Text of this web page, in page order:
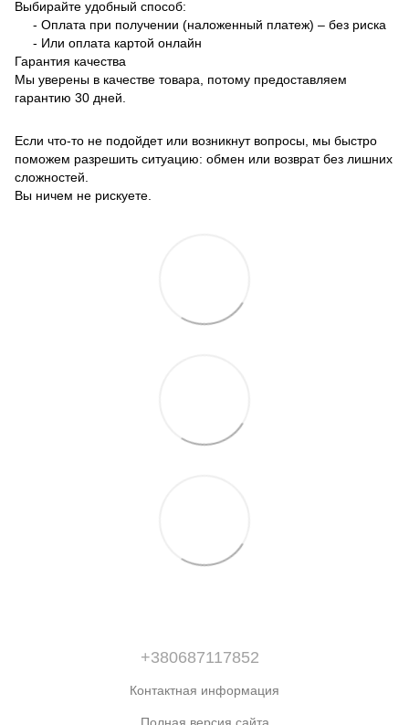
Выбирайте удобный способ:
- Оплата при получении (наложенный платеж) – без риска
- Или оплата картой онлайн
Гарантия качества
Мы уверены в качестве товара, потому предоставляем
гарантию 30 дней.
Если что-то не подойдет или возникнут вопросы, мы быстро
поможем разрешить ситуацию: обмен или возврат без лишних
сложностей.
Вы ничем не рискуете.
+380687117852
Контактная информация